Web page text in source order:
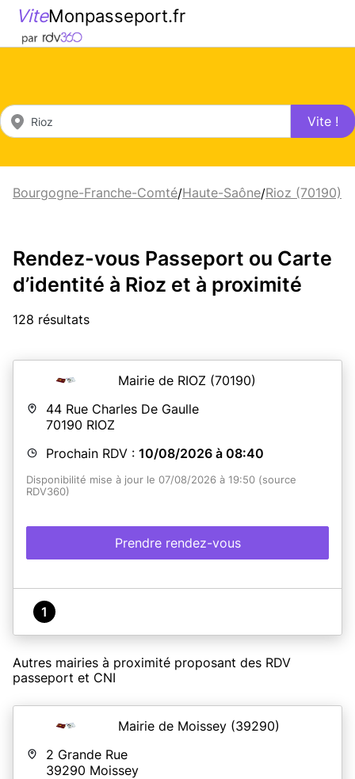
ViteMonpasseport.fr
Vite !
Bourgogne-Franche-Comté/Haute-Saône/Rioz (70190)
Rendez-vous Passeport ou Carte
d’identité à Rioz et à proximité
128 résultats
Mairie de RIOZ (70190)
44 Rue Charles De Gaulle
70190 RIOZ
Prochain RDV : 10/08/2026 à 08:40
Disponibilité mise à jour le 07/08/2026 à 19:50 (source
RDV360)
Prendre rendez-vous
1
Autres mairies à proximité proposant des RDV
passeport et CNI
Mairie de Moissey (39290)
2 Grande Rue
39290 Moissey